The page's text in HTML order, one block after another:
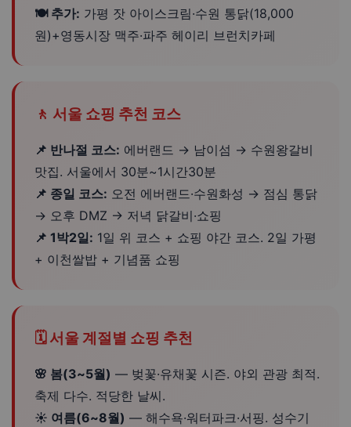
🍽️ 추가: 가평 잣 아이스크림·수원 통닭(18,000
원)+영동시장 맥주·파주 헤이리 브런치카페
🚶 서울 쇼핑 추천 코스
📌 반나절 코스: 에버랜드 → 남이섬 → 수원왕갈비
맛집. 서울에서 30분~1시간30분
📌 종일 코스: 오전 에버랜드·수원화성 → 점심 통닭
→ 오후 DMZ → 저녁 닭갈비·쇼핑
📌 1박2일: 1일 위 코스 + 쇼핑 야간 코스. 2일 가평
+ 이천쌀밥 + 기념품 쇼핑
🗓️ 서울 계절별 쇼핑 추천
🌸 봄(3~5월) — 벚꽃·유채꽃 시즌. 야외 관광 최적.
축제 다수. 적당한 날씨.
☀️ 여름(6~8월) — 해수욕·워터파크·서핑. 성수기